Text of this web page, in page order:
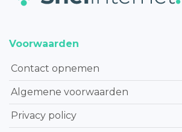
Voorwaarden
Contact opnemen
Algemene voorwaarden
Privacy policy